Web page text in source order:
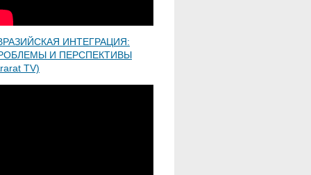
ИНТЕГРАЦИЯ:
И ПЕРСПЕКТИВЫ
TV)